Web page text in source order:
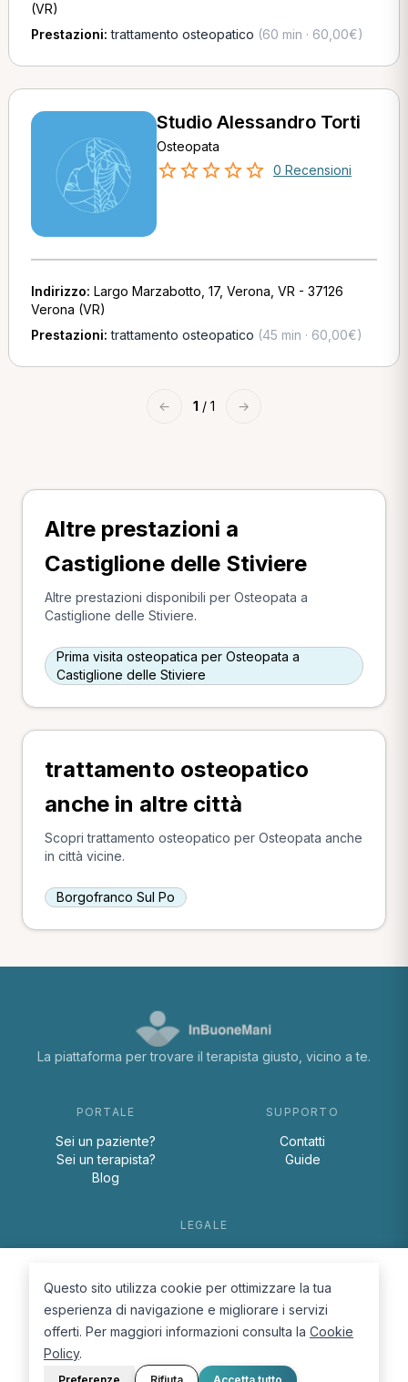
(VR)
Prestazioni:trattamento osteopatico (60 min · 60,00€)
Studio Alessandro Torti
Osteopata
0 Recensioni
Indirizzo: Largo Marzabotto, 17, Verona, VR - 37126
Verona (VR)
Prestazioni:trattamento osteopatico (45 min · 60,00€)
← 1 / 1 →
Altre prestazioni a
Castiglione delle Stiviere
Altre prestazioni disponibili per Osteopata a
Castiglione delle Stiviere.
Prima visita osteopatica per Osteopata a
Castiglione delle Stiviere
trattamento osteopatico
anche in altre città
Scopri trattamento osteopatico per Osteopata anche
in città vicine.
Borgofranco Sul Po
La piattaforma per trovare il terapista giusto, vicino a te.
PORTALE
Sei un paziente?
Sei un terapista?
Blog
SUPPORTO
Contatti
Guide
LEGALE
Cookie Policy
Questo sito utilizza cookie per ottimizzare la tua
esperienza di navigazione e migliorare i servizi
offerti. Per maggiori informazioni consulta la Cookie
Policy.